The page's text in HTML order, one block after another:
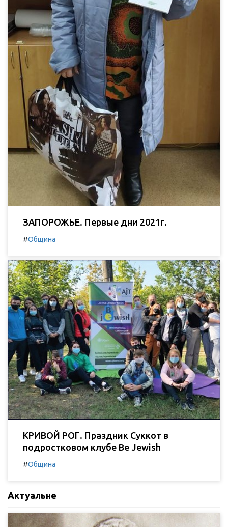
ЗАПОРОЖЬЕ. Первые дни 2021г.
#Община
КРИВОЙ РОГ. Праздник Суккот в
подростковом клубе Be Jewish
#Община
Актуальне